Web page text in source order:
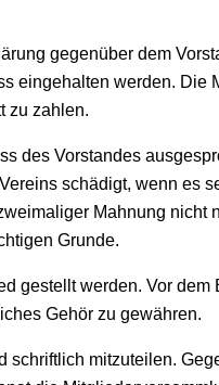
gegenüber dem
eingehalten werden. Die
zu zahlen.
des Vorstandes
schädigt, wenn es
Mahnung nicht
Grunde.
gestellt werden. Vor dem
Gehör zu gewähren.
schriftlich mitzuteilen.